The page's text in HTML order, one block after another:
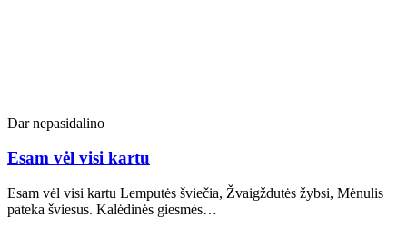
Dar nepasidalino
Esam vėl visi kartu
Esam vėl visi kartu Lemputės šviečia, Žvaigždutės žybsi, Mėnulis
pateka šviesus. Kalėdinės giesmės…